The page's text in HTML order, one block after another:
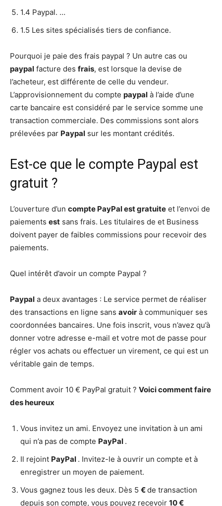
1.4 Paypal. …
1.5 Les sites spécialisés tiers de confiance.
Pourquoi je paie des frais paypal ? Un autre cas ou
paypal facture des frais, est lorsque la devise de
l’acheteur, est différente de celle du vendeur.
L’approvisionnement du compte paypal à l’aide d’une
carte bancaire est considéré par le service somme une
transaction commerciale. Des commissions sont alors
prélevées par Paypal sur les montant crédités.
Est-ce que le compte Paypal est
gratuit ?
L’ouverture d’un compte PayPal est gratuite et l’envoi de
paiements est sans frais. Les titulaires de et Business
doivent payer de faibles commissions pour recevoir des
paiements.
Quel intérêt d’avoir un compte Paypal ?
Paypal a deux avantages : Le service permet de réaliser
des transactions en ligne sans avoir à communiquer ses
coordonnées bancaires. Une fois inscrit, vous n’avez qu’à
donner votre adresse e-mail et votre mot de passe pour
régler vos achats ou effectuer un virement, ce qui est un
véritable gain de temps.
Comment avoir 10 € PayPal gratuit ? Voicicommentfaire
des heureux
Vous invitez un ami. Envoyez une invitation à un ami
qui n’a pas de compte PayPal .
Il rejoint PayPal . Invitez-le à ouvrir un compte et à
enregistrer un moyen de paiement.
Vous gagnez tous les deux. Dès 5 €de transaction
depuis son compte, vous pouvez recevoir 10 €